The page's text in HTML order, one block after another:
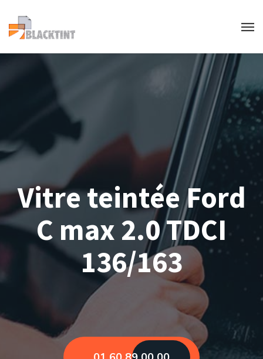
Vitre teintée Ford
C max 2.0 TDCI
136/163